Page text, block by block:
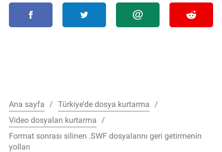
Ana sayfa
Türkiye’de dosya kurtarma
Video dosyaları kurtarma
Format sonrası silinen .SWF dosyalarını geri getirmenin
yolları